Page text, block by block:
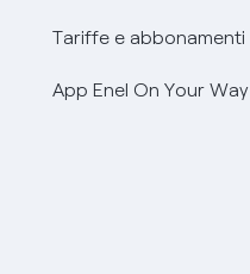
Tariffe e abbonamenti
App Enel On Your Way